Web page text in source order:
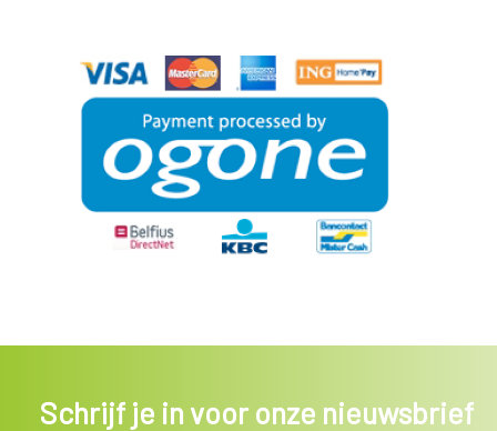
Schrijf je in voor onze nieuwsbrief